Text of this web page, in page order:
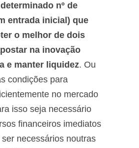
nº de
entrada inicial) que
o melhor de dois
na inovação
e manter liquidez. Ou
condições para
no mercado
isso seja necessário
financeiros imediatos
necessários noutras